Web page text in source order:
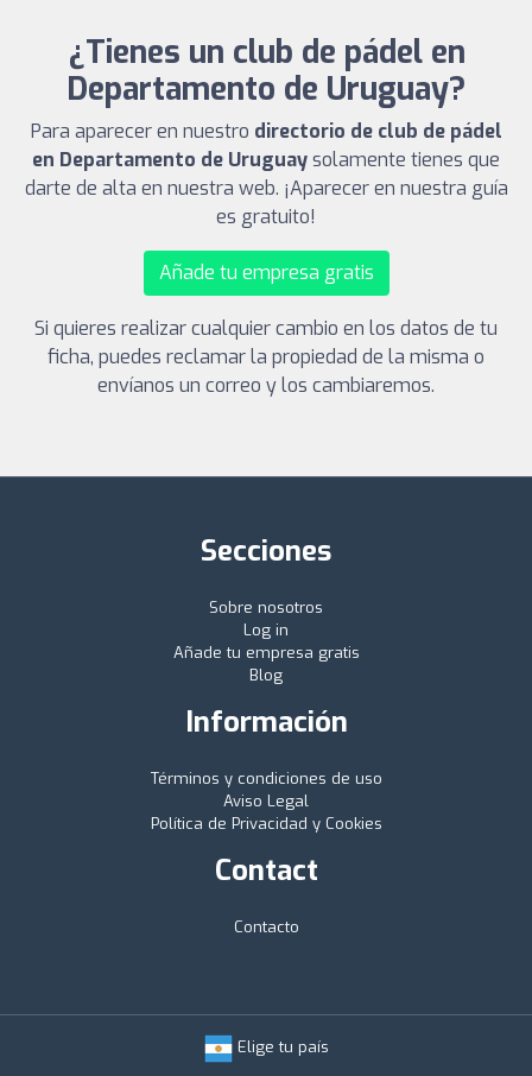
¿Tienes un club de pádel en
Departamento de Uruguay?
Para aparecer en nuestro directorio de club de pádel
en Departamento de Uruguaysolamente tienes que
darte de alta en nuestra web. ¡Aparecer en nuestra guía
es gratuito!
Añade tu empresa gratis
Si quieres realizar cualquier cambio en los datos de tu
ficha, puedes reclamar la propiedad de la misma o
envíanos un correo y los cambiaremos.
Secciones
Sobre nosotros
Log in
Añade tu empresa gratis
Blog
Información
Términos y condiciones de uso
Aviso Legal
Política de Privacidad y Cookies
Contact
Contacto
Elige tu país